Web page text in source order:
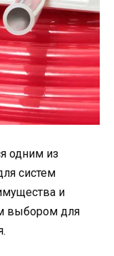
одним из
систем
и
выбором для